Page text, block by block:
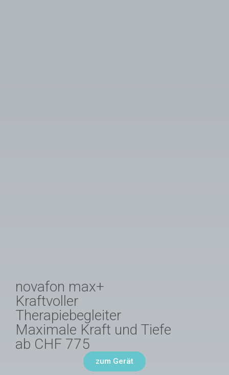
novafon max+
Kraftvoller
Therapiebegleiter
Maximale Kraft und Tiefe
ab CHF 775
zum Gerät